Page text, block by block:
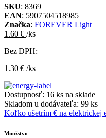
SKU: 8369
EAN: 5907504518985
Značka: FOREVER Light
1.60 € /ks
Bez DPH:
1.30 € /ks
Dostupnosť: 16 ks na sklade
Skladom u dodávateľa: 99 ks
Koľko ušetrím € na elektrickej
Množstvo